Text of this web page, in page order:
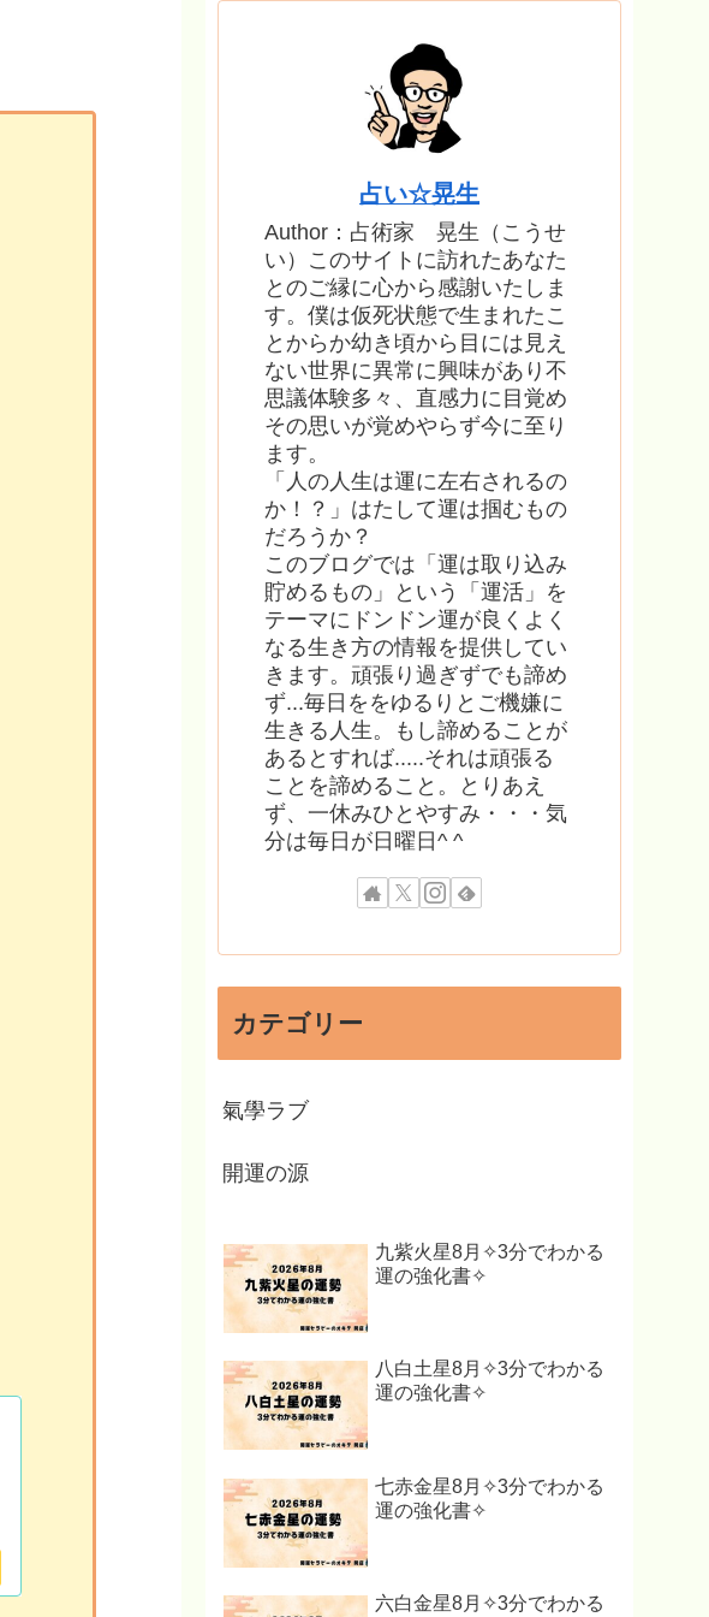
占い☆晃生
Author：占術家 晃生（こうせ
い）このサイトに訪れたあなた
とのご縁に心から感謝いたしま
す。僕は仮死状態で生まれたこ
とからか幼き頃から目には見え
ない世界に異常に興味があり不
思議体験多々、直感力に目覚め
その思いが覚めやらず今に至り
ます。
「人の人生は運に左右されるの
か！？」はたして運は掴むもの
だろうか？
このブログでは「運は取り込み
貯めるもの」という「運活」を
テーマにドンドン運が良くよく
なる生き方の情報を提供してい
きます。頑張り過ぎずでも諦め
ず...毎日ををゆるりとご機嫌に
生きる人生。もし諦めることが
あるとすれば.....それは頑張る
ことを諦めること。とりあえ
ず、一休みひとやすみ・・・気
分は毎日が日曜日^ ^
カテゴリー
氣學ラブ
開運の源
九紫火星8月✧3分でわかる
運の強化書✧
八白土星8月✧3分でわかる
運の強化書✧
七赤金星8月✧3分でわかる
運の強化書✧
六白金星8月✧3分でわかる